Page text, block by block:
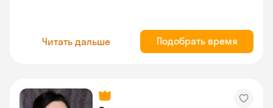
Читать дальше Подобрать время